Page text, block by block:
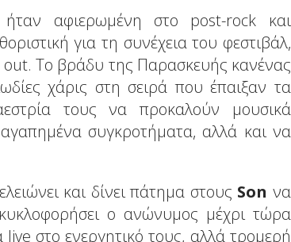
ήταν αφιερωμένη στο post-rock και
για τη συνέχεια του φεστιβάλ,
Το βράδυ της Παρασκευής κανένας
χάρις στη σειρά που έπαιξαν τα
τους να προκαλούν μουσικά
συγκροτήματα, αλλά και να
και δίνει πάτημα στους Son να
ο ανώνυμος μέχρι τώρα
στο ενεργητικό τους, αλλά τρομερή